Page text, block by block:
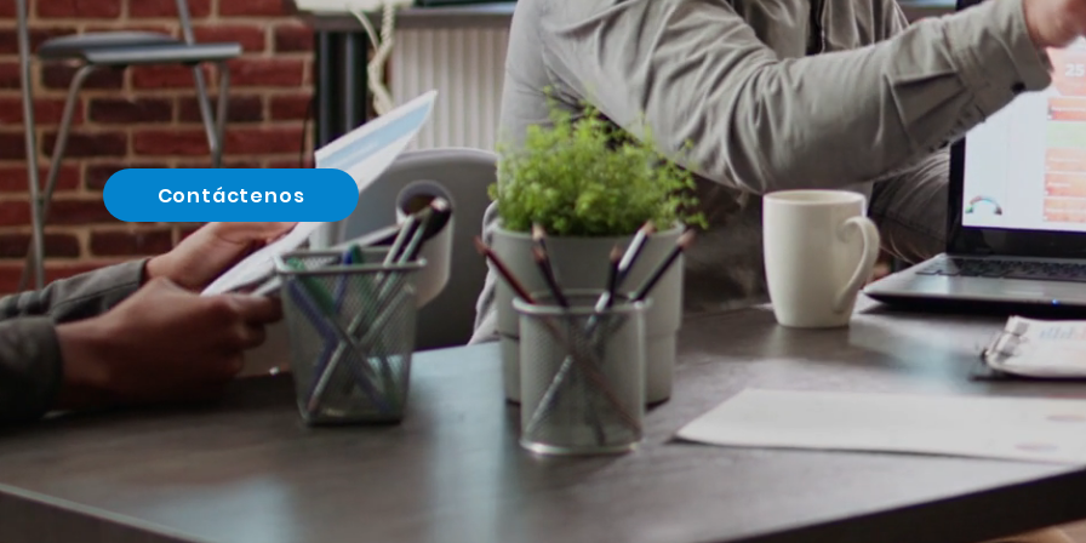
Transformamos sus ideas en realidad a través de la tecnología.
Somos una empresa de desarrollo de software empresarial,
móviles.
Contáctenos